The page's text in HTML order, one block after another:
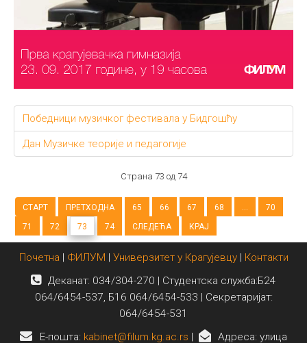
Победници музичког фестивала у Бидгошћу
Дан Музичке теорије и педагогије
Страна 73 од 74
СТАРТ ПРЕТХОДНА 65 66 67 68 ...
70
71
72 73 74 СЛЕДЕЋА КРАЈ
Почетна | ФИЛУМ | Универзитет у Крагујевцу| Контакти
Деканат: 034/304-270 | Студентска служба:Б24
064/6454-537, Б16 064/6454-533 | Секретаријат:
064/6454-531
E-пошта: kabinet@filum.kg.ac.rs | Адреса: улица